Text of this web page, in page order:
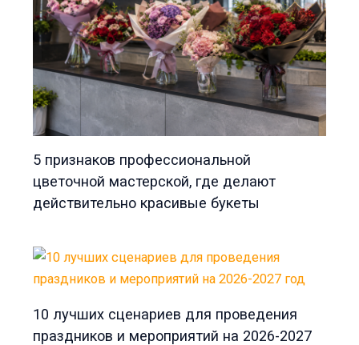
5 признаков профессиональной
цветочной мастерской, где делают
действительно красивые букеты
10 лучших сценариев для проведения
праздников и мероприятий на 2026-2027